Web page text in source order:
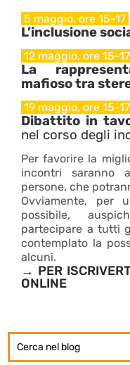
5 maggio, ore 15-17
L’inclusione
12 maggio, ore 15-17
La
mafioso tra
19 maggio, ore 15-17
Dibattito in
nel corso degli
Per favorire la
incontri saranno
persone, che
Ovviamente, per
possibile,
partecipare a tutti
contemplato la
alcuni.
→ PER
ONLINE